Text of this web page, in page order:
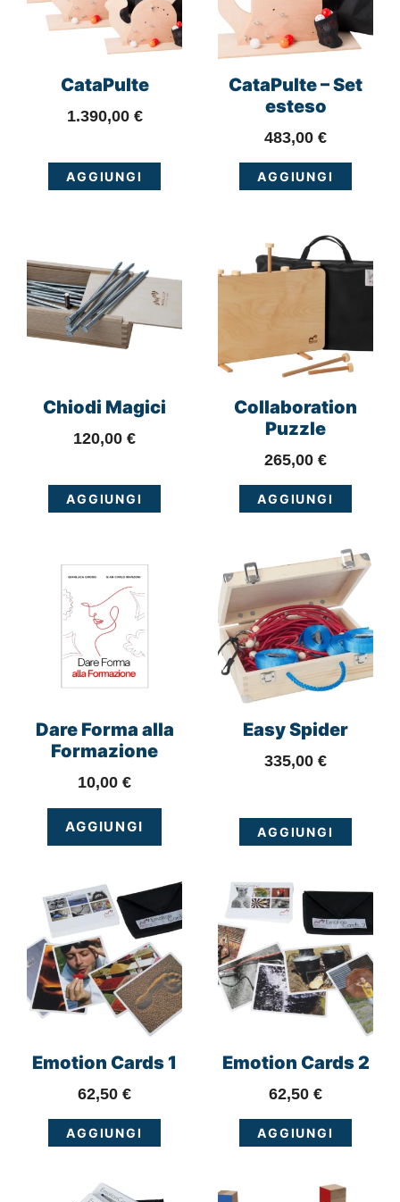
CataPulte
1.390,00 €
AGGIUNGI
CataPulte – Set
esteso
483,00 €
AGGIUNGI
Chiodi Magici
120,00 €
AGGIUNGI
Collaboration
Puzzle
265,00 €
AGGIUNGI
Dare Forma alla
Formazione
10,00 €
AGGIUNGI
Easy Spider
335,00 €
AGGIUNGI
Emotion Cards 1
62,50 €
AGGIUNGI
Emotion Cards 2
62,50 €
AGGIUNGI